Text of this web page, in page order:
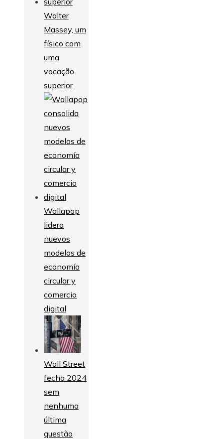
Walter
Massey, um
físico com
uma
vocação
superior
Wallapop
lidera
nuevos
modelos de
economía
circular y
comercio
digital
Wall Street
fecha 2024
sem
nenhuma
última
questão